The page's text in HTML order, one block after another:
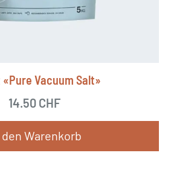
e
f
.
D
i
e
Vacuum Salt»
14.50 CHF
den Warenkorb